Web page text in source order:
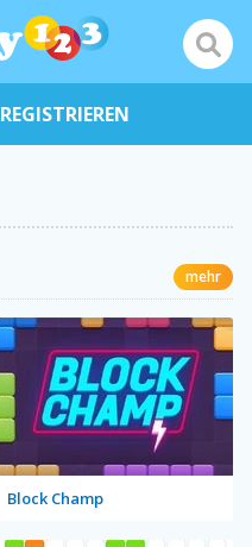
REGISTRIEREN
mehr
Block Champ